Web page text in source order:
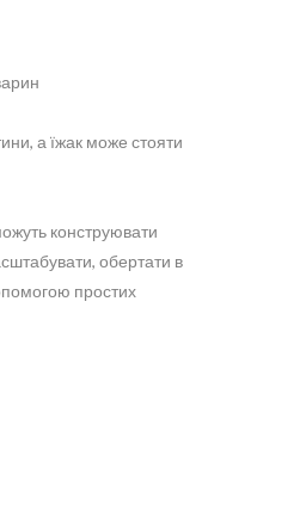
а їжак може стояти
конструювати
обертати в
простих